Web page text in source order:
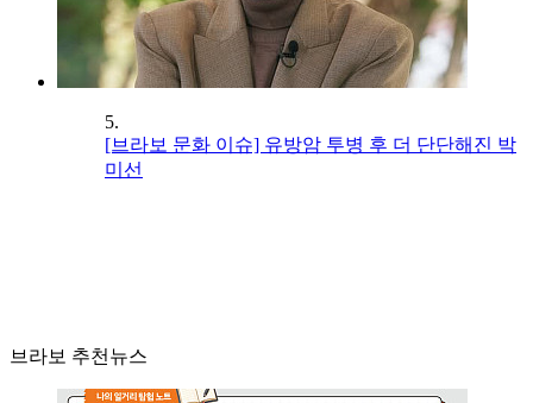
5.
[브라보 문화 이슈] 유방암 투병 후 더 단단해진 박
미선
브라보 추천뉴스